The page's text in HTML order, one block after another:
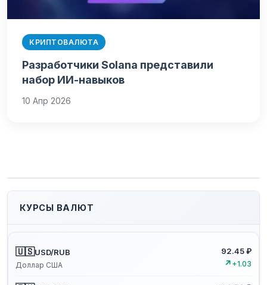
КРИПТОВАЛЮТА
Разработчики Solana представили
набор ИИ-навыков
10 Апр 2026
КУРСЫ ВАЛЮТ
🇺🇸USD/RUB
Доллар США
92.45 ₽
↗ +1.03